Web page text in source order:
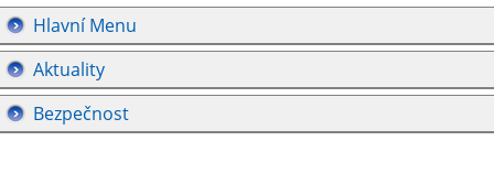
Hlavní Menu
Aktuality
Bezpečnost